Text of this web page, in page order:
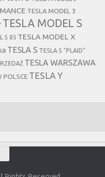
TESLA MODEL 3
TESLA MODEL S
S 85 TESLA MODEL X
TESLA S TESLA S "PLAID"
TESLA WARSZAWA
POLSCE TESLA Y